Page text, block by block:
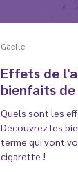
Gaelle
Effets de
bienfaits
Quels sont les
Découvrez les
terme qui vont
cigarette !